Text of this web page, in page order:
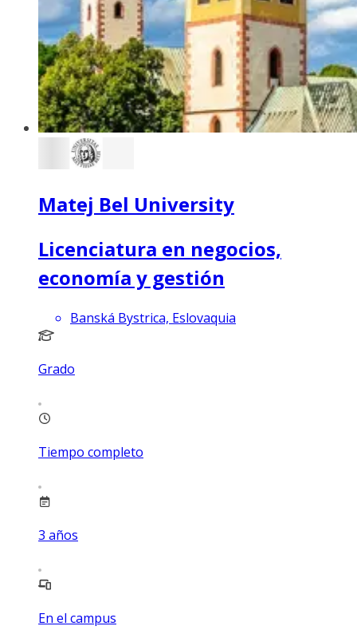
Matej Bel University
Licenciatura en negocios,
economía y gestión
Banská Bystrica, Eslovaquia
Grado
Tiempo completo
3 años
En el campus